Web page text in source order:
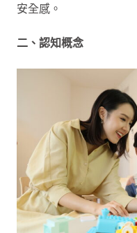
安全感。
二、認知概念